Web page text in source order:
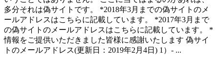
多分それは偽サイトです。 *2018年3月までの偽サイトのメ
ールアドレスはこちらに記載しています。 *2017年3月まで
の偽サイトのメールアドレスはこちらに記載しています。 *
情報をご提供いただきました皆様に感謝いたします 偽サイ
トのメールアドレス(更新日：2019年2月4日) 1）- ...